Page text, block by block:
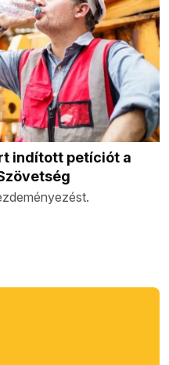
indított petíciót a